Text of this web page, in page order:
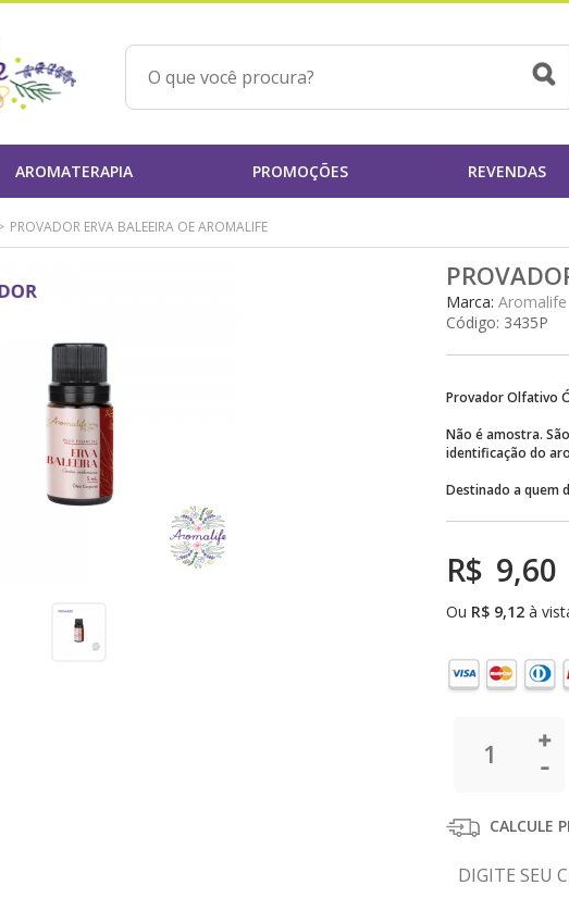
na Prática
AROMATERAPIA PROMOÇÕES REVENDAS
PROVADOR ERVA BALEEIRA OE AROMALIFE
Marca:Aromalife
Código: 3435P
Provador Olfativo
Não é amostra.
identificação do
Destinado a quem
R$ 9,60
Ou R$ 9,12 à
CALCULE